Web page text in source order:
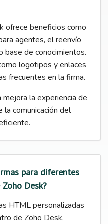
ofrece beneficios como
agentes, el reenvío
base de conocimientos.
logotipos y enlaces
frecuentes en la firma.
mejora la experiencia de
la comunicación del
para diferentes
Desk?
HTML personalizadas
de Zoho Desk,